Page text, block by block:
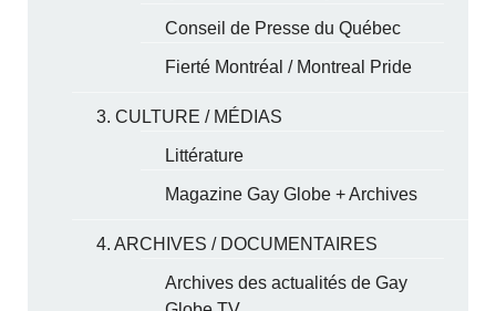
Conseil de Presse du Québec
Fierté Montréal / Montreal Pride
3. CULTURE / MÉDIAS
Littérature
Magazine Gay Globe + Archives
4. ARCHIVES / DOCUMENTAIRES
Archives des actualités de Gay